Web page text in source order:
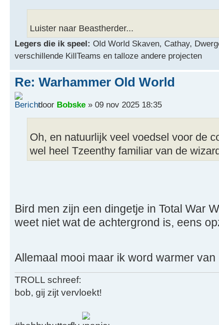
Luister naar Beastherder...
Legers die ik speel: Old World Skaven, Cathay,
verschillende KillTeams en talloze andere projecten
Re: Warhammer Old World
door Bobske » 09 nov 2025 18:35
Oh, en natuurlijk veel voedsel voor de
wel heel Tzeenthy familiar van de
Bird men zijn een dingetje in Total War
weet niet wat de achtergrond is, eens
Allemaal mooi maar ik word warmer
TROLL schreef:
bob, gij zijt vervloekt!